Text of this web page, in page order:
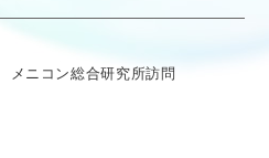
ニコン総合研究所訪問